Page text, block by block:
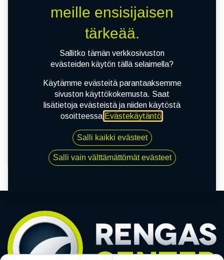
KESÄRENKAAT
NANKANG SPORTNEX AS-2+
245/40R20 103Y
€/kpl
€ / 4 kpl asennettuna
meille ensisijaisen
tärkeää.
Sallitko tämän verkkosivuston
evästeiden käytön tällä selaimella?
Käytämme evästeitä parantaaksemme
sivuston käyttökokemusta. Saat
lisätietoja evästeistä ja niiden käytöstä
osoitteessa Evästekäytäntö.
Salli kaikki evästeet
Salli vain välttämättömät evästeet